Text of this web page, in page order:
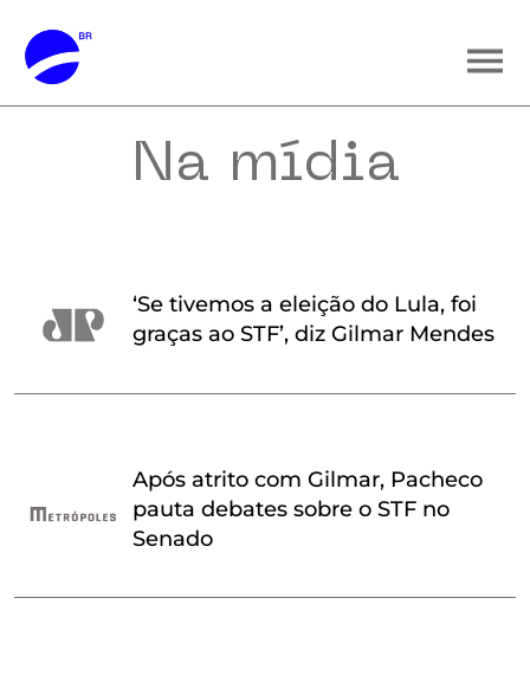
Na mídia
‘Se tivemos a eleição do Lula, foi
graças ao STF’, diz Gilmar Mendes
Após atrito com Gilmar, Pacheco
pauta debates sobre o STF no
Senado